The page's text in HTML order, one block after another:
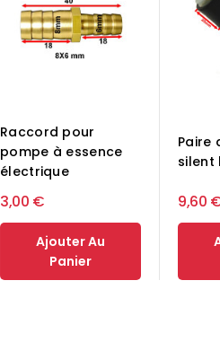
Raccord pour
pompe à essence
électrique
3,00 €
Ajouter Au
Panier
Paire
silent
9,60